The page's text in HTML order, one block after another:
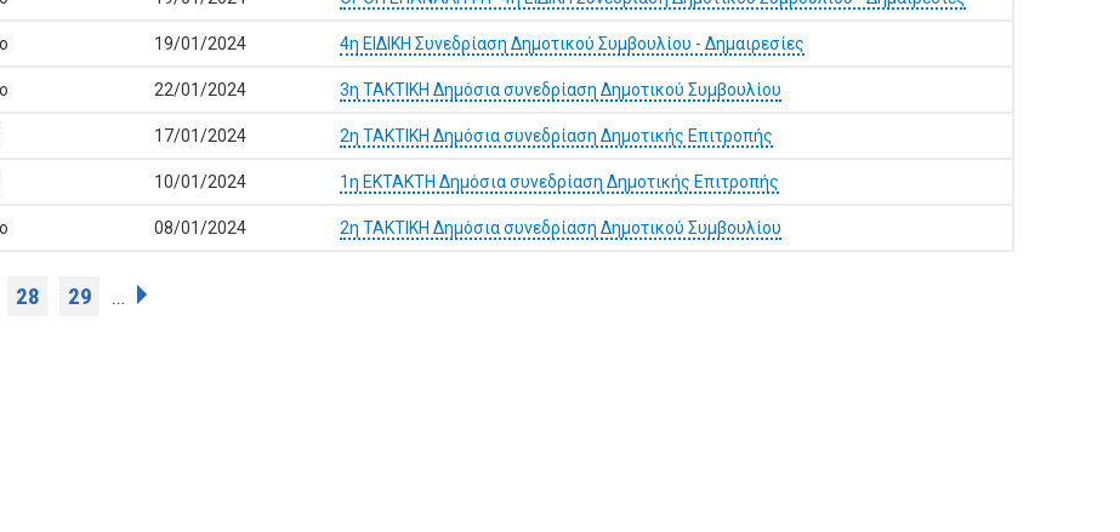
19/01/2024 4η ΕΙΔΙΚΗ Συνεδρίαση Δημοτικού Συμβουλίου - Δημαιρεσίες
22/01/2024 3η ΤΑΚΤΙΚΗ Δημόσια συνεδρίαση Δημοτικού Συμβουλίου
17/01/2024 2η ΤΑΚΤΙΚΗ Δημόσια συνεδρίαση Δημοτικής Επιτροπής
10/01/2024 1η ΕΚΤΑΚΤΗ Δημόσια συνεδρίαση Δημοτικής Επιτροπής
08/01/2024 2η ΤΑΚΤΙΚΗ Δημόσια συνεδρίαση Δημοτικού Συμβουλίου
28 29 …